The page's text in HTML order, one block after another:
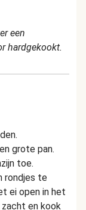
een
hardgekookt.
grote pan.
toe.
rondjes te
ei open in het
en kook